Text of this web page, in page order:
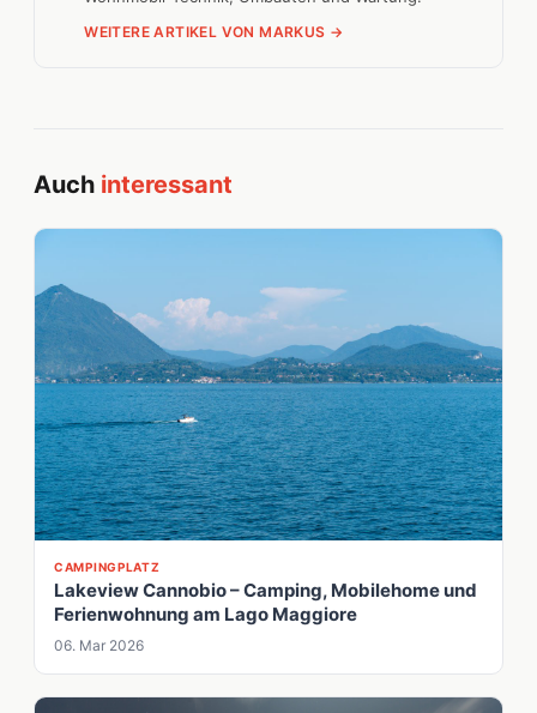
WEITERE ARTIKEL VON MARKUS →
Auch interessant
CAMPINGPLATZ
Lakeview Cannobio – Camping, Mobilehome und
Ferienwohnung am Lago Maggiore
06. Mar 2026